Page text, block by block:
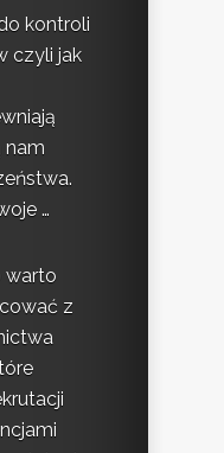
kontroli
czyli jak
nam
…
warto
z